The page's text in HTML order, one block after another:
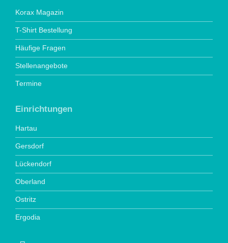
Korax Magazin
T-Shirt Bestellung
Häufige Fragen
Stellenangebote
Termine
Einrichtungen
Hartau
Gersdorf
Lückendorf
Oberland
Ostritz
Ergodia